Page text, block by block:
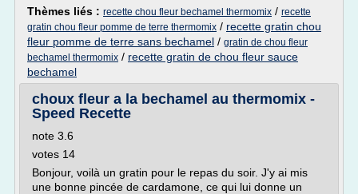
Thèmes liés : recette chou fleur bechamel thermomix / recette
gratin chou fleur pomme de terre thermomix / recette gratin chou
fleur pomme de terre sans bechamel / gratin de chou fleur
bechamel thermomix / recette gratin de chou fleur sauce
bechamel
choux fleur a la bechamel au thermomix -
Speed Recette
note 3.6
votes 14
Bonjour, voilà un gratin pour le repas du soir. J'y ai mis
une bonne pincée de cardamone, ce qui lui donne un